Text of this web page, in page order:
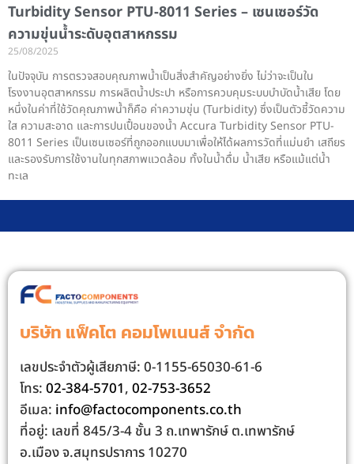
Turbidity Sensor PTU-8011 Series – เซนเซอร์วัด
ความขุ่นน้ำระดับอุตสาหกรรม
25/08/2025
ในปัจจุบัน การตรวจสอบคุณภาพน้ำเป็นสิ่งสำคัญอย่างยิ่ง ไม่ว่าจะเป็นใน
โรงงานอุตสาหกรรม การผลิตน้ำประปา หรือการควบคุมระบบบำบัดน้ำเสีย โดย
หนึ่งในค่าที่ใช้วัดคุณภาพน้ำก็คือ ค่าความขุ่น (Turbidity) ซึ่งเป็นตัวชี้วัดความ
ใส ความสะอาด และการปนเปื้อนของน้ำ Accura Turbidity Sensor PTU-
8011 Series เป็นเซนเซอร์ที่ถูกออกแบบมาเพื่อให้ได้ผลการวัดที่แม่นยำ เสถียร
และรองรับการใช้งานในทุกสภาพแวดล้อม ทั้งในน้ำดื่ม น้ำเสีย หรือแม้แต่น้ำ
ทะเล
บริษัท แฟ็คโต คอมโพเนนส์ จํากัด
เลขประจําตัวผู้เสียภาษี: 0-1155-65030-61-6
โทร:02-384-5701,02-753-3652
อีเมล: info@factocomponents.co.th
ที่อยู่: เลขที่ 845/3-4 ชั้น 3 ถ.เทพารักษ์ ต.เทพารักษ์
อ.เมือง จ.สมุทรปราการ 10270